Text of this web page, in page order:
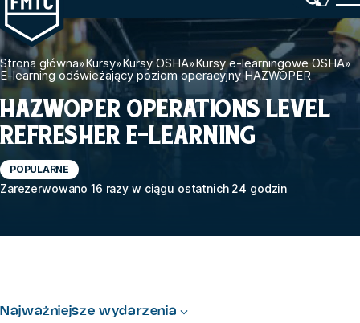
Strona główna»Kursy»Kursy OSHA»Kursy e-learningowe OSHA»
E-learning odświeżający poziom operacyjny HAZWOPER
HAZWOPER OPERATIONS LEVEL
REFRESHER E-LEARNING
POPULARNE
Zarezerwowano 16 razy w ciągu ostatnich 24 godzin
Najważniejsze wydarzenia